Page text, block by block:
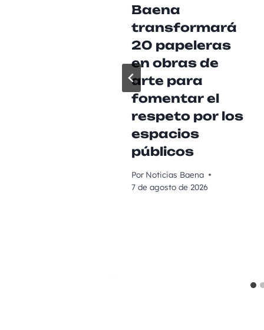
Baena
transformará
20 papeleras
en obras de
arte para
fomentar el
respeto por los
espacios
públicos
Por Noticias Baena
7 de agosto de 2026